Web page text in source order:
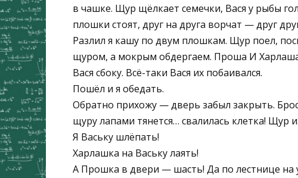
в чашке. Щур щёлкает семечки, Вася у рыбы
плошки стоят, друг на друга ворчат — друг
Разлил я кашу по двум плошкам. Щур поел,
щуром, а мокрым обдергаем. Проша И Харлаша
Вася сбоку. Всё-таки Вася их побаивался.
Пошёл и я обедать.
Обратно прихожу — дверь забыл закрыть.
щуру лапами тянется… свалилась клетка! Щур
Я Ваську шлёпать!
Харлашка на Ваську лаять!
А Прошка в двери — шасть! Да по лестнице на